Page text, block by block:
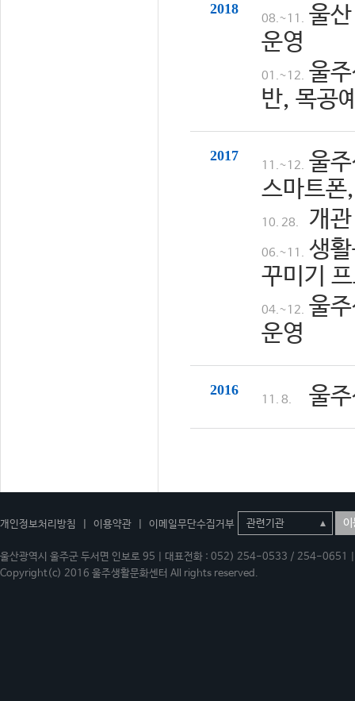
2018
08.~11. 울
운영
01.~12. 울
반, 목공
2017
11.~12. 울
스마트
10. 28. 개
06.~11. 생
꾸미기
04.~12. 울
운영
2016
11. 8. 울
개인정보처리방침 이용약관 이메일무단수집거부 이
울산광역시 울주군 두서면 인보로 95 | 대표전화 : 052) 254-0533 / 254-
Copyright(c) 2016 울주생활문화센터 All rights reserved.